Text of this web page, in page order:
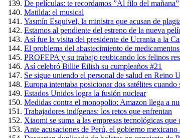
De películas: te recordamos ”Al filo del mañana”
Matilda: el musical
Yasmín Esquivel, la ministra que acusan de
Estamos al pendiente del estreno de la nueva
Así fue la visita del presidente de Ucrania a la
El problema del abastecimiento de
PROFEPA y su trabajo reubicando los felinos
Así celebró Billie Eilish su cumpleaños #21
Se sigue uniendo el personal de salud en Reino
Europa intentaba posicionar dos satélites
Estados Unidos logra la fusión nuclear
Medidas contra el monopolio: Amazon llega a
Trabajadores indígenas: los retos que enfrentan
Xiaomi se suma a las empresas tecnológicas
Ante acusaciones de Perú, el gobierno